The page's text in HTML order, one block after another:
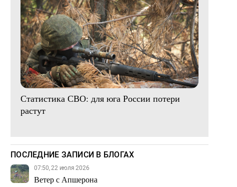
Статистика СВО: для юга России потери
растут
ПОСЛЕДНИЕ ЗАПИСИ В БЛОГАХ
07:50, 22 июля 2026
Ветер с Апшерона